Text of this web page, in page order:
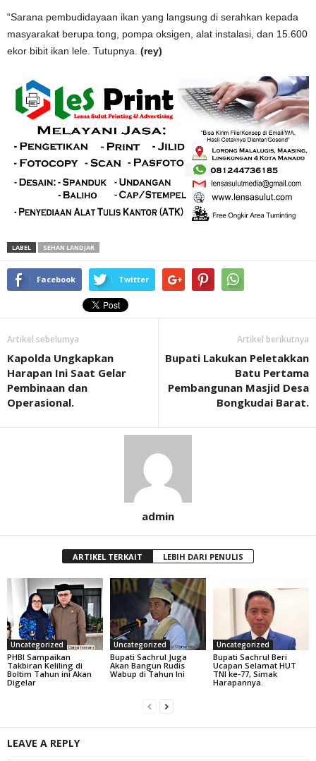
“Sarana pembudidayaan ikan yang langsung di serahkan kepada
masyarakat berupa tong, pompa oksigen, alat instalasi, dan 15.600
ekor bibit ikan lele. Tutupnya. (rey)
LABEL SEHAN LANDJAR
Facebook Twitter
Artikel sebelumya
Kapolda Ungkapkan
Harapan Ini Saat Gelar
Pembinaan dan
Operasional.
Artikel berikutnya
Bupati Lakukan Peletakkan
Batu Pertama
Pembangunan Masjid Desa
Bongkudai Barat.
admin
ARTIKEL TERKAIT LEBIH DARI PENULIS
Uncategorized
PHBI Sampaikan
Takbiran Keliling di
Boltim Tahun ini Akan
Digelar
Uncategorized
Bupati Sachrul Juga
Akan Bangun Rudis
Wabup di Tahun Ini
Uncategorized
Bupati Sachrul Beri
Ucapan Selamat HUT
TNI ke-77, Simak
Harapannya.
LEAVE A REPLY